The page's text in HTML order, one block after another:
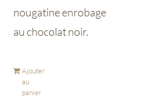
nougatine enrobage
au chocolat noir.
Ajouter
au
panier